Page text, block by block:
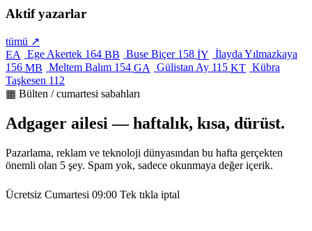
Aktif yazarlar
tümü ↗
EA
Ege Akertek 164 BB Buse Biçer 158 İY İlayda Yılmazkaya
156 MB Meltem Balım 154 GA Gülistan Ay 115 KT Kübra
Taşkesen 112
▦ Bülten / cumartesi sabahları
Adgager ailesi — haftalık, kısa, dürüst.
Pazarlama, reklam ve teknoloji dünyasından bu hafta gerçekten
önemli olan 5 şey. Spam yok, sadece okunmaya değer içerik.
Ücretsiz Cumartesi 09:00 Tek tıkla iptal